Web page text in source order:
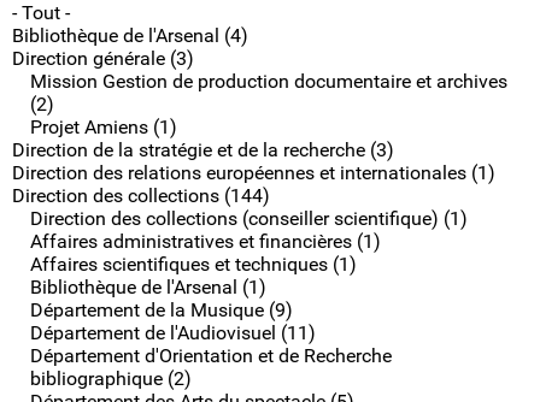
- Tout -
Bibliothèque de l'Arsenal (4)
Direction générale (3)
Mission Gestion de production documentaire et archives
(2)
Projet Amiens (1)
Direction de la stratégie et de la recherche (3)
Direction des relations européennes et internationales (1)
Direction des collections (144)
Direction des collections (conseiller scientifique) (1)
Affaires administratives et financières (1)
Affaires scientifiques et techniques (1)
Bibliothèque de l'Arsenal (1)
Département de la Musique (9)
Département de l'Audiovisuel (11)
Département d'Orientation et de Recherche
bibliographique (2)